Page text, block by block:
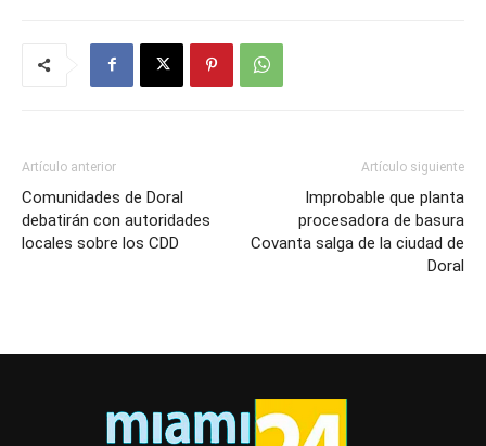
Artículo anterior
Comunidades de Doral
debatirán con autoridades
locales sobre los CDD
Artículo siguiente
Improbable que planta
procesadora de basura
Covanta salga de la ciudad de
Doral